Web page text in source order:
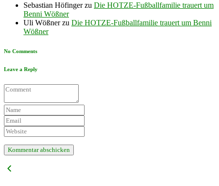
Sebastian Höfingerzu Die HOTZE-Fußballfamilie trauert um
Benni Wößner
Uli Wößnerzu Die HOTZE-Fußballfamilie trauert um Benni
Wößner
No Comments
Leave a Reply